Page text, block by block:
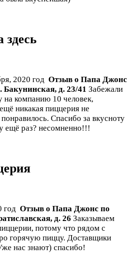
2020 год Отзыв о Папа Джонс
Бакунинская, д. 23/41 Забежали
на компанию 10 человек,
никакая пиццерия не
Спасибо за вкусноту
ещё раз? несомненно!!!
год Отзыв о Папа Джонс по
д. 26 Заказываем
потому что рядом с
горячую пиццу. Доставщики
нас знают) спасибо!